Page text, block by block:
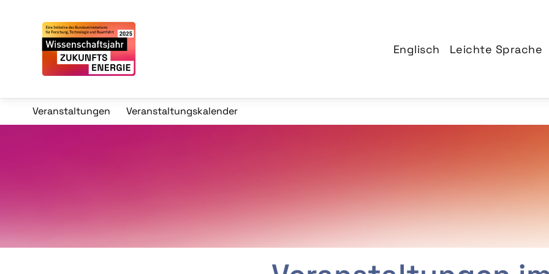
Englisch Leichte Sprache
Veranstaltungen Veranstaltungskalender